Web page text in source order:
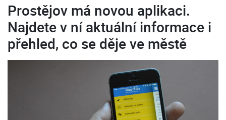
Prostějov má novou aplikaci.
Najdete v ní aktuální informace i
přehled, co se děje ve městě